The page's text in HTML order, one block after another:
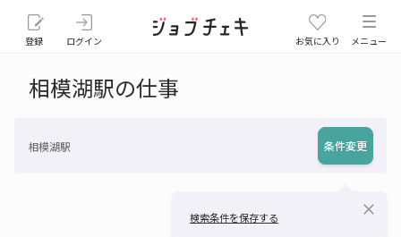
登録 ログイン お気に入り メニュー
相模湖駅の仕事
相模湖駅 条件変更
検索条件を保存する close